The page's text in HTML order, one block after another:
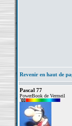
Revenir en haut de
Pascal 77
PowerBook de Vermeil